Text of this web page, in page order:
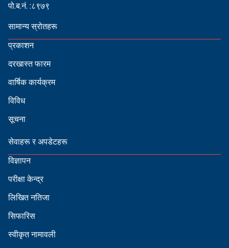
पो.ब.नं. :८९७९
सामान्य स्रोतहरू
प्रकाशन
दरखास्त फारम
वार्षिक कार्यक्रम
विविध
सूचना
सेवाहरू र अपडेटहरू
विज्ञापन
परीक्षा केन्द्र
लिखित नतिजा
सिफारिस
स्वीकृत नामावली